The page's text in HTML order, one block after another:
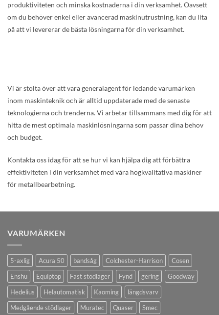
produktiviteten och minska kostnaderna i din verksamhet. Oavsett
om du behöver enkel eller avancerad maskinutrustning, kan du lita
på att vi levererar de bästa lösningarna för din verksamhet.
Vi är stolta över att vara generalagent för ledande varumärken
inom maskinteknik och är alltid uppdaterade med de senaste
teknologierna och trenderna. Vi arbetar tillsammans med dig för att
hitta de mest optimala maskinlösningarna som passar dina behov
och budget.
Kontakta oss idag för att se hur vi kan hjälpa dig att förbättra
effektiviteten i din verksamhet med våra högkvalitativa maskiner
för metallbearbetning.
VARUMÄRKEN
5-axlig Acura 50 bandsåg Colchester-Harrison
Cosen
Enshu
Equiptop Fast stödlager Fynd gering
Goodway
Hedelius
Helautomatisk Kaoming
längdsvarv
Medgående stödlager
Muratec Quaser
Smec